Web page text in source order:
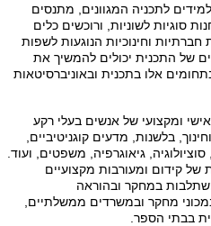
לתכניה המגוונים, מתנסים
סוגיות לשוניות, ורוכשים כלים
וחינוכיות הנוגעות לשפות
של התכנית יכולים להמשיך את
אלו בתכנית ובאוניברסיטאות
ומקצועי של אנשים בעלי רקע
בלשנות, מדעים קוגניטיביים,
גיאוגרפיה, משפטים, ועוד.
של קידום ומעורבות מקצועיים
במחקר ובהוראה
מחקר ובמשרדים ממשלתיים,
בבתי הספר.